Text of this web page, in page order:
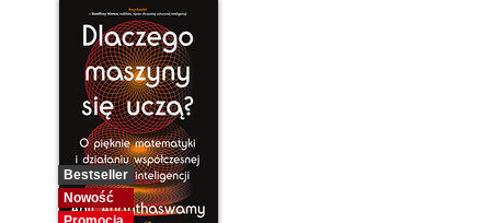
Bestseller
Nowość